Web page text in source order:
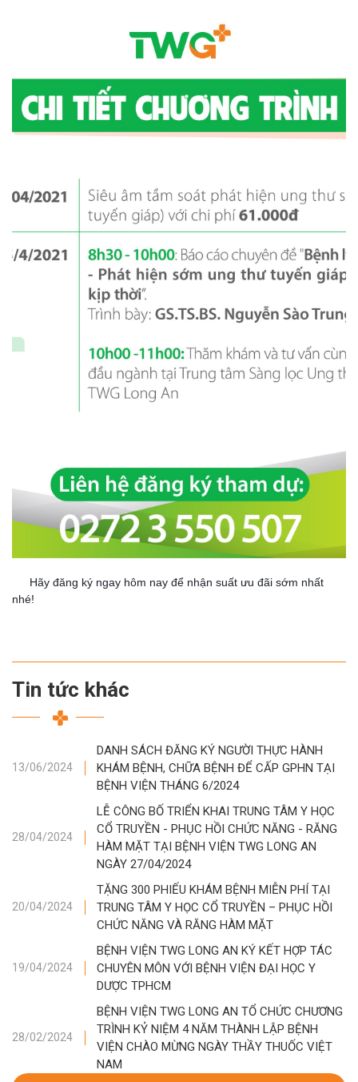
Hãy đăng ký ngay hôm nay để nhận suất ưu đãi sớm nhất
nhé!
Tin tức khác
13/06/2024
DANH SÁCH ĐĂNG KÝ NGƯỜI THỰC HÀNH
KHÁM BỆNH, CHỮA BỆNH ĐỂ CẤP GPHN TẠI
BỆNH VIỆN THÁNG 6/2024
28/04/2024
LỄ CÔNG BỐ TRIỂN KHAI TRUNG TÂM Y HỌC
CỔ TRUYỀN - PHỤC HỒI CHỨC NĂNG - RĂNG
HÀM MẶT TẠI BỆNH VIỆN TWG LONG AN
NGÀY 27/04/2024
20/04/2024
TẶNG 300 PHIẾU KHÁM BỆNH MIỄN PHÍ TẠI
TRUNG TÂM Y HỌC CỔ TRUYỀN – PHỤC HỒI
CHỨC NĂNG VÀ RĂNG HÀM MẶT
19/04/2024
BỆNH VIỆN TWG LONG AN KÝ KẾT HỢP TÁC
CHUYÊN MÔN VỚI BỆNH VIỆN ĐẠI HỌC Y
DƯỢC TPHCM
28/02/2024
BỆNH VIỆN TWG LONG AN TỔ CHỨC CHƯƠNG
TRÌNH KỶ NIỆM 4 NĂM THÀNH LẬP BỆNH
VIỆN CHÀO MỪNG NGÀY THẦY THUỐC VIỆT
NAM